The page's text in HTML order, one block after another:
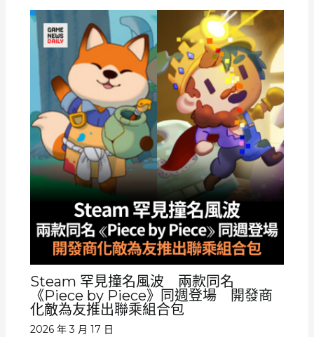
Steam 罕見撞名風波 兩款同名
《Piece by Piece》同週登場 開發商
化敵為友推出聯乘組合包
2026 年 3 月 17 日